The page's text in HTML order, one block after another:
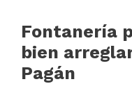
Fontanería
bien
Pagán